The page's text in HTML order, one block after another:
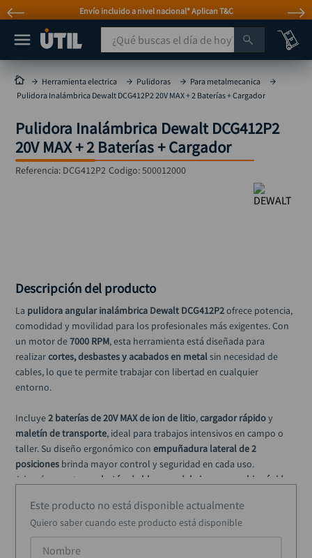
Envío incluido a nivel nacional* Aplican T&C
¿Qué buscas el día de hoy?
Herramienta electrica Pulidoras
Para metalmecanica
Pulidora Inalámbrica Dewalt DCG412P2 20V MAX + 2 Baterías + Cargador
Pulidora Inalámbrica Dewalt DCG412P2
20V MAX + 2 Baterías + Cargador
Referencia: DCG412P2 Codigo:500012000
Descripción del producto
La pulidora angular inalámbrica Dewalt DCG412P2 ofrece potencia,
comodidad y movilidad para los profesionales más exigentes. Con
un motor de 7000 RPM, esta herramienta está diseñada para
realizar cortes, desbastes y acabados en metal sin necesidad de
cables, lo que te permite trabajar con libertad en cualquier
entorno.
Incluye 2 baterías de 20V MAX de ion de litio, cargador rápido y
maletín de transporte, ideal para trabajos intensivos en campo o
taller. Su diseño ergonómico con empuñadura lateral de 2
posiciones brinda mayor control y seguridad en cada uso.
Además, cuenta con botón de bloqueo del eje para cambio rápido
encendidos accidentales.
Características destacadas:
Este producto no está disponible actualmente
Quiero saber cuando este producto está disponible
MÁS BUSCADOS
taladro
taladros pulidoras
compresor
broca
taladro inalámbrico
rodachina